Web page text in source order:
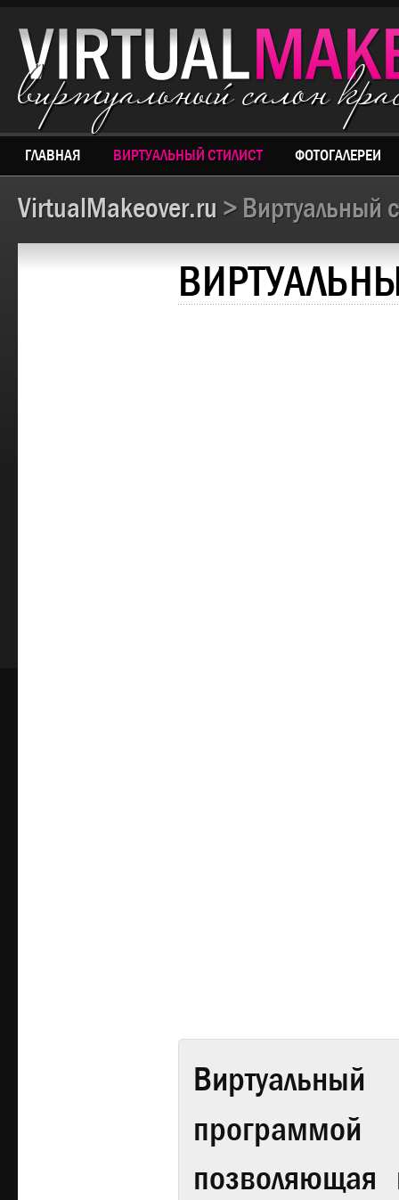
виртуальный салон
ГЛАВНАЯ ВИРТУАЛЬНЫЙ СТИЛИСТ ФОТОГАЛЕРЕИ
VirtualMakeover.ru > Виртуальный
Виртуальный